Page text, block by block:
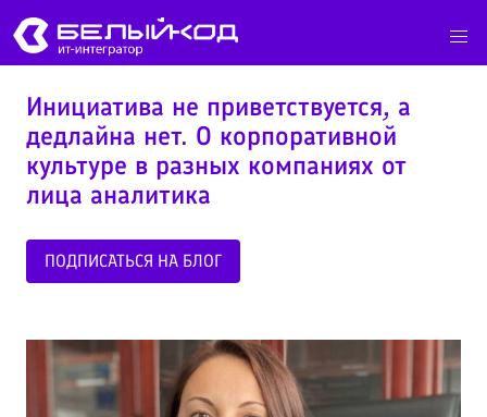
Инициатива не приветствуется, а
дедлайна нет. О корпоративной
культуре в разных компаниях от
лица аналитика
ПОДПИСАТЬСЯ НА БЛОГ